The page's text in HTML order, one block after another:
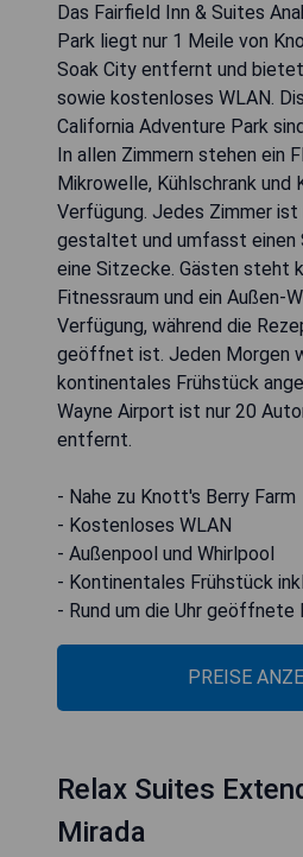
Das Fairfield Inn & Suites
Park liegt nur 1 Meile von
Soak City entfernt und bietet
sowie kostenloses WLAN.
California Adventure Park
In allen Zimmern stehen ein
Mikrowelle, Kühlschrank und
Verfügung. Jedes Zimmer
gestaltet und umfasst einen
eine Sitzecke. Gästen steht
Fitnessraum und ein Außen-
Verfügung, während die
geöffnet ist. Jeden Morgen
kontinentales Frühstück
Wayne Airport ist nur 20
entfernt.
- Nahe zu Knott's Berry Farm
- Kostenloses WLAN
- Außenpool und Whirlpool
- Kontinentales Frühstück
- Rund um die Uhr geöffnete
PREISE
Relax Suites
Mirada